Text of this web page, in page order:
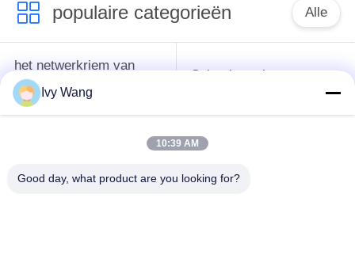
populaire categorieën Alle
het netwerkriem van
de
transportbanddraad
Spiraalvormige
de transportband van
Ivy Wang
10:39 AM
Good day, what product are you looking for?